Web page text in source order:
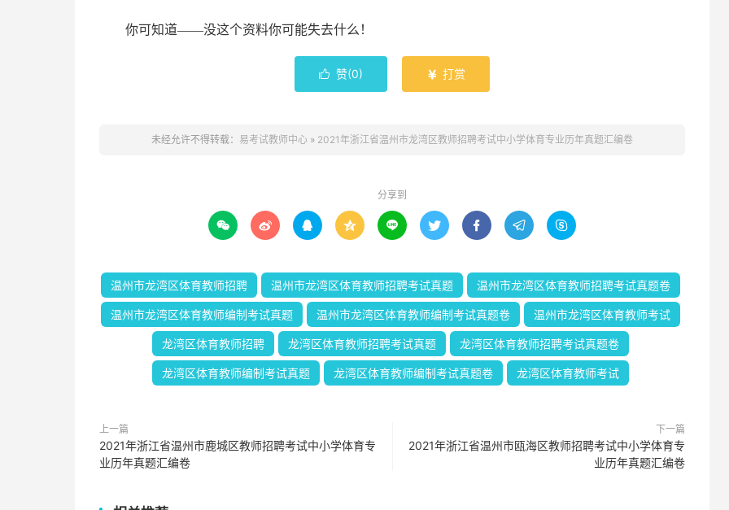
你可知道——没这个资料你可能失去什么 ！
 赞(0)  打赏
未经允许不得转载： 易考试教师中心 » 2021年浙江省温州市龙湾区教师招聘考试中小学体育专业历年真题汇编卷
分享到
        
温州市龙湾区体育教师招聘 温州市龙湾区体育教师招聘考试真题 温州市龙湾区体育教师招聘考试真题卷
温州市龙湾区体育教师编制考试真题 温州市龙湾区体育教师编制考试真题卷 温州市龙湾区体育教师考试
龙湾区体育教师招聘 龙湾区体育教师招聘考试真题 龙湾区体育教师招聘考试真题卷
龙湾区体育教师编制考试真题 龙湾区体育教师编制考试真题卷 龙湾区体育教师考试
上一篇
2021年浙江省温州市鹿城区教师招聘考试中小学体育专
业历年真题汇编卷
下一篇
2021年浙江省温州市瓯海区教师招聘考试中小学体育专
业历年真题汇编卷